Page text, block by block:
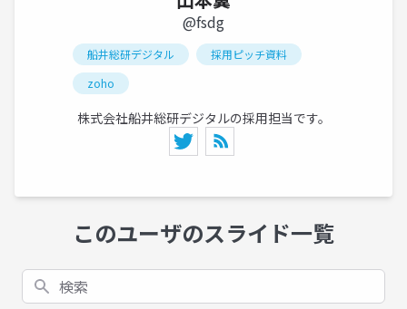
@fsdg
船井総研デジタル
採用ピッチ資料
zoho
株式会社船井総研デジタルの採用担当です。
このユーザのスライド一覧
検索